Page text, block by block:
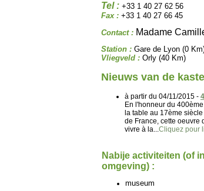
Tel : +33 1 40 27 62 56
Fax : +33 1 40 27 66 45
Contact : Madame
Station : Gare de Lyon (0
Vliegveld : Orly (40 Km)
Nieuws van de
à partir du 04/11/2015 -
En l'honneur du
la table au 17ème
de France, cette oeuvre
vivre à la...Cliquez pour
Nabije activiteiten (of
omgeving) :
museum